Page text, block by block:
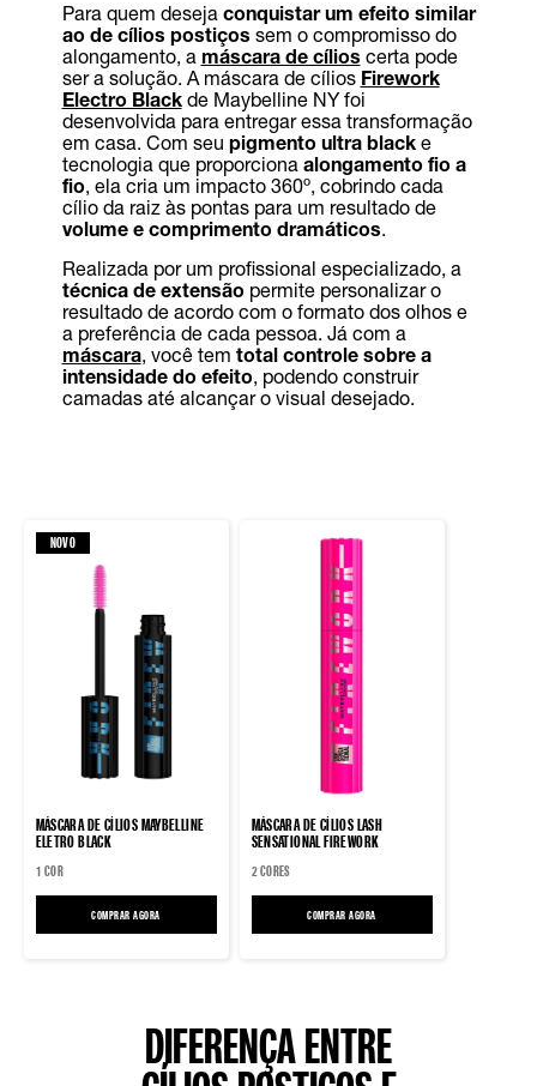
Para quem deseja conquistar um efeito similar
ao de cílios postiços sem o compromisso do
alongamento, a máscara de cílios certa pode
ser a solução. A máscara de cílios Firework
Electro Blackde Maybelline NY foi
desenvolvida para entregar essa transformação
em casa. Com seu pigmento ultra blacke
tecnologia que proporciona alongamento fio a
fio, ela cria um impacto 360º, cobrindo cada
cílio da raiz às pontas para um resultado de
volume e comprimento dramáticos.
Realizada por um profissional especializado, a
técnica de extensãopermite personalizar o
resultado de acordo com o formato dos olhos e
a preferência de cada pessoa. Já com a
máscara, você tem total controle sobre a
intensidade do efeito, podendo construir
camadas até alcançar o visual desejado.
NOVO
MÁSCARA DE CÍLIOS MAYBELLINE
ELETRO BLACK
1 COR
COMPRAR AGORA MÁSCARA DE CÍLIOS MAYBELLINE ELETRO BLACK
MÁSCARA DE CÍLIOS LASH
SENSATIONAL FIREWORK
2 CORES
COMPRAR AGORA
DIFERENÇA ENTRE